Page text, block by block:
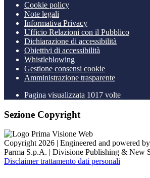
Cookie policy
Note legali
Informativa Privacy
Ufficio Relazioni con il Pubblico
Dichiarazione di accessibilità
Obiettivi di accessibilità
Whistleblowing
Gestione consensi cookie
Amministrazione trasparente
Pagina visualizzata 1017 volte
Sezione Copyright
Copyright 2026 | Engineered and powered
Parma S.p.A. | Divisione Publishing & New
Disclaimer trattamento dati personali